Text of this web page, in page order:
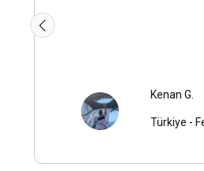
Kenan G.
Türkiye -